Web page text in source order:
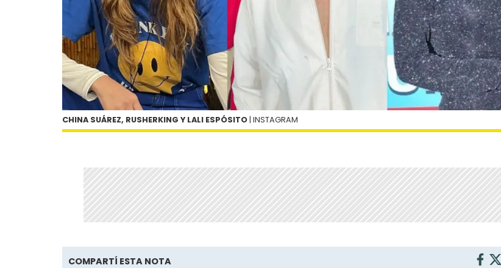
CHINA SUÁREZ, RUSHERKING Y LALI ESPÓSITO | INSTAGRAM
COMPARTÍ ESTA NOTA